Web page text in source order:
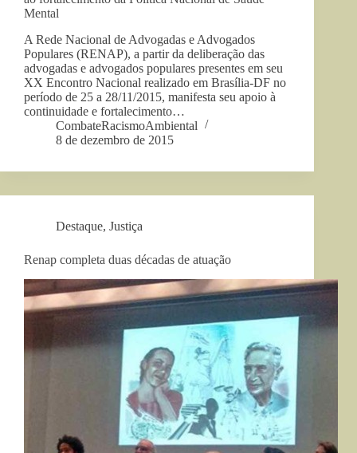
Mental
A Rede Nacional de Advogadas e Advogados
Populares (RENAP), a partir da deliberação das
advogadas e advogados populares presentes em seu
XX Encontro Nacional realizado em Brasília-DF no
período de 25 a 28/11/2015, manifesta seu apoio à
continuidade e fortalecimento…
CombateRacismoAmbiental
8 de dezembro de 2015
Destaque, Justiça
Renap completa duas décadas de atuação